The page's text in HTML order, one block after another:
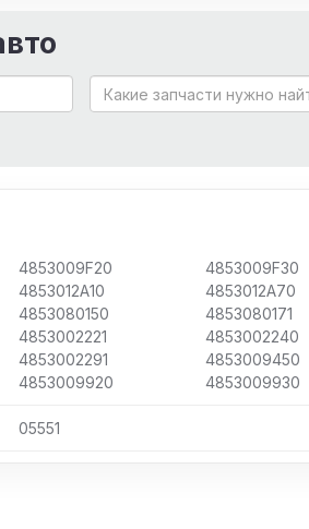
4853009F20 4853009F30
4853012A10 4853012A70
4853080150 4853080171
4853002221 4853002240
4853002291 4853009450
4853009920 4853009930
05551